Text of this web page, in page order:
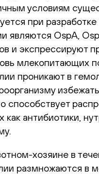
условиям
при
являются OspA,
и экспрессируют
млекопитающих
проникают в
способствует
антибиотики,
хозяине в
размножаются в